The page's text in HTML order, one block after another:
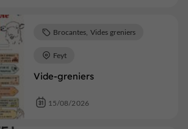
Vide-greniers
Brocantes, Vides greniers
Feyt
15/08/2026